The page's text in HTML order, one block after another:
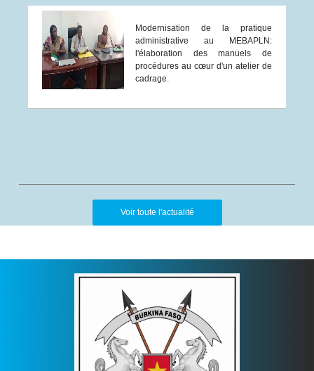
Modernisation de la pratique
administrative au MEBAPLN:
l'élaboration des manuels de
procédures au cœur d'un atelier de
cadrage.
Voir toute l'actualité